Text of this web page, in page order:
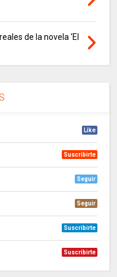
de la novela ‘El
Like
Suscribirte
Seguir
Seguir
Suscribirte
Suscribirte